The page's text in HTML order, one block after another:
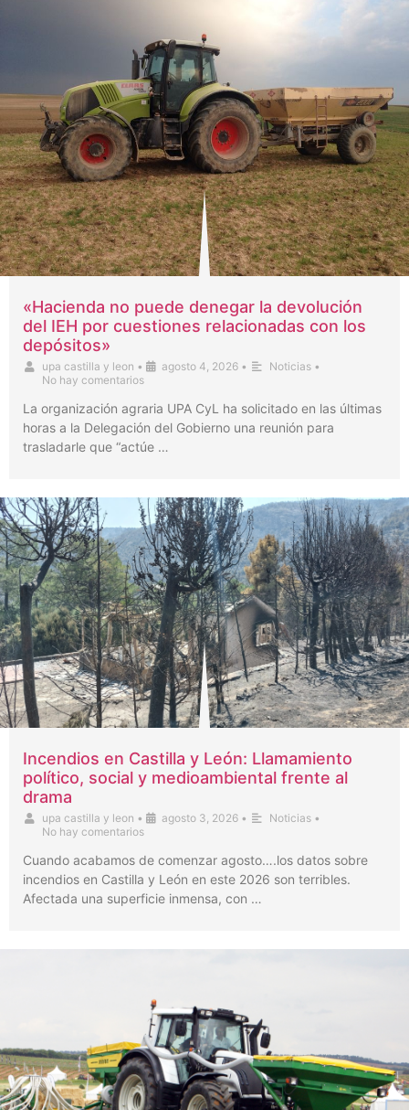
«Hacienda no puede denegar la devolución
del IEH por cuestiones relacionadas con los
depósitos»
upa castilla y leon • agosto 4, 2026 • Noticias •
No hay comentarios
La organización agraria UPA CyL ha solicitado en las últimas
horas a la Delegación del Gobierno una reunión para
trasladarle que “actúe …
Incendios en Castilla y León: Llamamiento
político, social y medioambiental frente al
drama
upa castilla y leon • agosto 3, 2026 • Noticias •
No hay comentarios
Cuando acabamos de comenzar agosto….los datos sobre
incendios en Castilla y León en este 2026 son terribles.
Afectada una superficie inmensa, con …